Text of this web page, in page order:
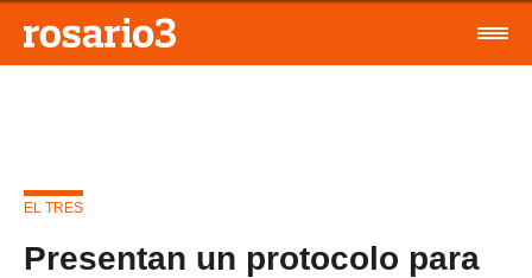
EL TRES
Presentan un protocolo para